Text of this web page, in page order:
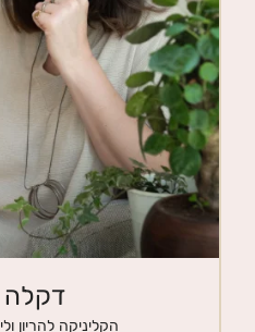
דקלה
הקליניקה להריון